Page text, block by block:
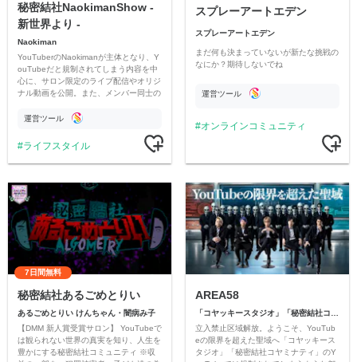
秘密結社NaokimanShow -
新世界より -
Naokiman
YouTuberのNaokimanが主体となり、Y
ouTubeだと規制されてしまう内容を中
心に、サロン限定のライブ配信やオリジ
ナル動画を公開。また、メンバー同士の
ただいています。
運営ツール
ライフスタイル
スプレーアートエデン
スプレーアートエデン
まだ何も決まっていないが新たな挑戦の
なにか？期待しないでね
運営ツール
オンラインコミュニティ
7日間無料
秘密結社あるごめとりい
あるごめとりい けんちゃん・闇病み子
【DMM 新人賞受賞サロン】 YouTubeで
は観られない世界の真実を知り、人生を
豊かにする秘密結社コミュニティ ※収
AREA58
立入禁止区域解放。ようこそ、YouTub
eの限界を超えた聖域へ「コヤッキース
タジオ」「秘密結社コヤミナティ」のY